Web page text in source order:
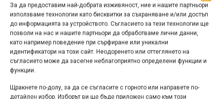
За да предоставим най-добрата изживяност, ние и нашите партньори
използваме технологии като бисквитки за съхраняване и/или достъп
до информацията за устройството. Съгласието за тези технологии ще
позволи на нас и нашите партньори да обработваме лични данни,
като например поведение при сърфиране или уникални
идентификатори на този сайт. Неодоренето или оттеглянето на
съгласието може да засегне неблагоприятно определени функции и
функции.
Щракнете по-долу, за да се съгласите с горното или направете по-
детайлен избор. Изборът ви ще бъде приложен само към този
командата, а при желание може изцяло да изключите
автоматичния режим.
Реклама
Free Shift пък означава, че можете да превключвате
предавки, без да въртите педалите. Това позволява да